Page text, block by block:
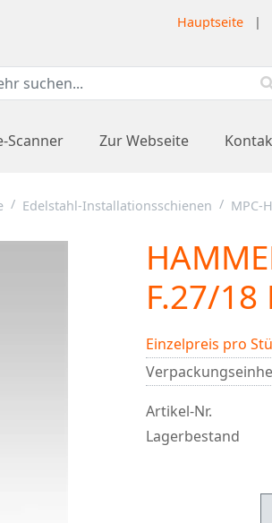
Hauptseite |
Scanner Zur Webseite
Edelstahl-Installationsschienen MPC-
F.27/18
Einzelpreis pro
Artikel-Nr.
Lagerbestand